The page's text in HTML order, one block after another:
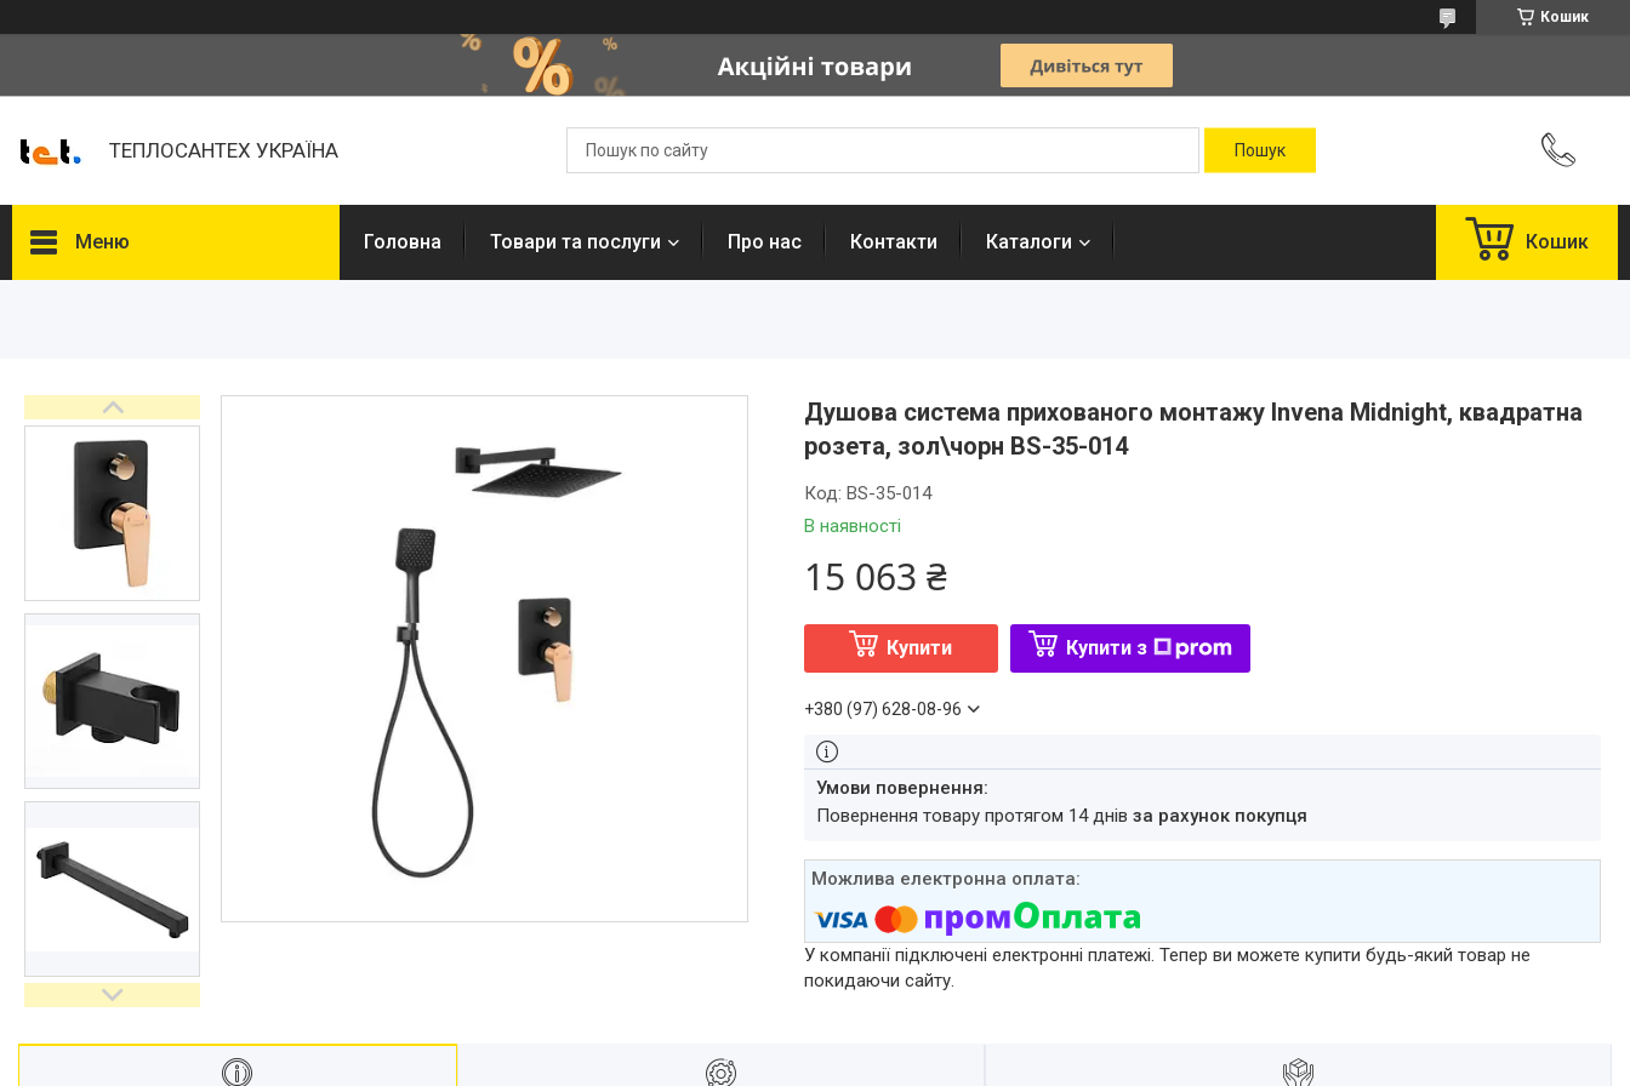
Кошик
ТЕПЛОСАНТЕХ УКРАЇНА
Меню Головна Товари та послуги Про нас Контакти Каталоги Кошик
Душова система прихованого монтажу Invena Midnight, квадратна
розета, зол\чорн BS-35-014
В наявності
Код: BS-35-014
15 063 ₴
Купити Купити з
+380 (97) 628-08-96
повернення товару протягом 14 днів за рахунок покупця
У компанії підключені електронні платежі. Тепер ви можете купити будь-який товар не
покидаючи сайту.